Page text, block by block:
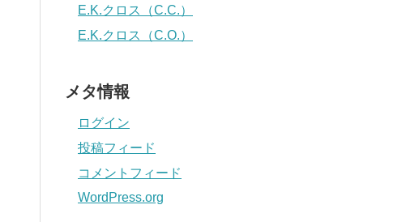
E.K.クロス（C.C.）
E.K.クロス（C.O.）
メタ情報
ログイン
投稿フィード
コメントフィード
WordPress.org